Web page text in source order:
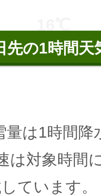
先の1時間天
は1時間降
は対象時間
ています。